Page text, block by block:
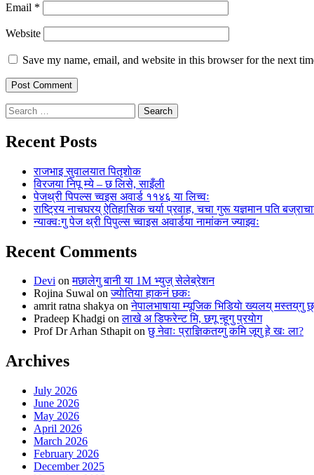
Email *
Website
Save my name, email, and website in this browser for the next
Search
for:
Recent Posts
राजभाइ सुवालयात पितृशाेक
विरजया निपू म्ये – छ लिसे, साइँली
पेजथ्री पिपल्स च्वइस अवार्ड ११४६ या लिच्वः
राष्ट्रिय नाचघरय् ऐतिहासिक चर्या प्रवाह, चचा गुरू यज्ञमान पति
न्याक्वःगु पेज थ्री पिपुल्स च्वाइस अवार्डया नामांकन ज्याझ्वः
Recent Comments
Devi onमछालेगु बानी या 1M भ्युज् सेलेब्रेशन
Rojina Suwal onज्याेतिया हाकनं छकः
amrit ratna shakya onनेपालभाषाया म्यूजिक भिडियाे ख्यलय् मस्तय्‌गु
Pradeep Khadgi onलाखे अ डिफरेन्ट मि, छगू न्हूगु प्रयाेग
Prof Dr Arhan Sthapitonछु नेवाः प्राज्ञिकतय्गु कमि जूगु हे खः ला?
Archives
July 2026
June 2026
May 2026
April 2026
March 2026
February 2026
December 2025